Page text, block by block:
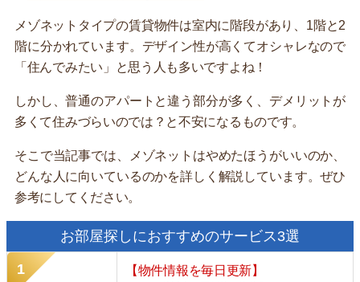
メゾネットタイプの賃貸物件は室内に階段があり、1階と2
階に分かれています。デザイン性が高くてオシャレなので
「住んでみたい」と思う人も多いですよね！
しかし、普通のアパートと違う部分が多く、デメリットが
多くて住みづらいのでは？と不安になるものです。
そこで当記事では、メゾネットはやめたほうがいいのか、
どんな人に向いているのかを詳しく解説しています。ぜひ
参考にしてください。
お部屋探しにおすすめのサービス3選
【物件情報を毎日更新】